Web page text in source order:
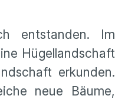
entstanden. Im
Hügellandschaft
erkunden.
neue Bäume,